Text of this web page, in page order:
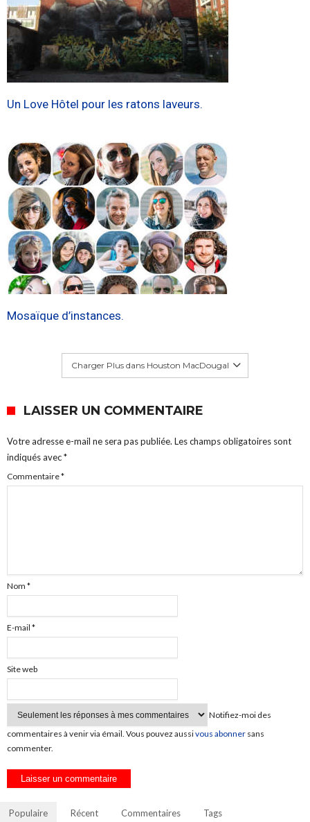
Un Love Hôtel pour les ratons laveurs.
Mosaïque d’instances.
Charger Plus dans Houston MacDougal
LAISSER UN COMMENTAIRE
Votre adresse e-mail ne sera pas publiée. Les champs obligatoires sont
indiqués avec*
Commentaire*
Nom *
E-mail *
Site web
Notifiez-moi des
commentaires à venir via émail. Vous pouvez aussivous abonner sans
commenter.
Populaire Récent Commentaires Tags